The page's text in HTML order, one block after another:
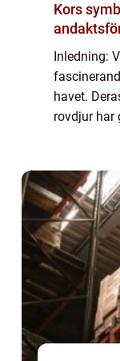
Kors symbol, smycke och
Inledning:
havet.
rovdjur har
artikeln